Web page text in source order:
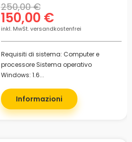
150,00 €
250,00 €
inkl. MwSt. versandkostenfrei
Requisiti di sistema: Computer e
processore Sistema operativo
Windows: 1.6...
Informazioni